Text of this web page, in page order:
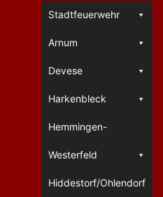
Stadtfeuerwehr
Arnum
Devese
Harkenbleck
Hemmingen-
Westerfeld
Hiddestorf/Ohlendorf